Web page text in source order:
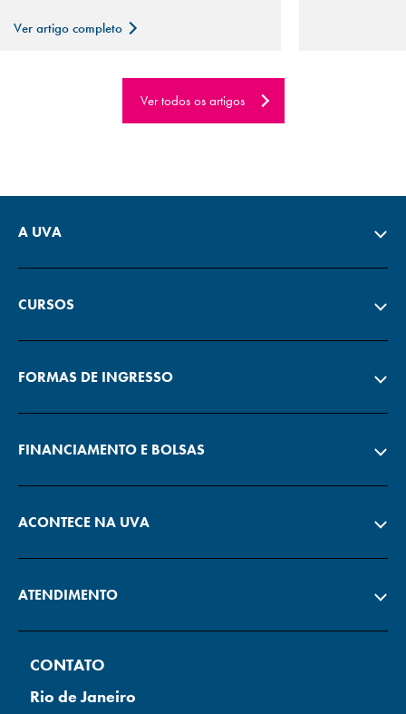
Ver artigo completo
Ver todos os artigos
A UVA
CURSOS
FORMAS DE INGRESSO
FINANCIAMENTO E BOLSAS
ACONTECE NA UVA
ATENDIMENTO
CONTATO
Rio de Janeiro